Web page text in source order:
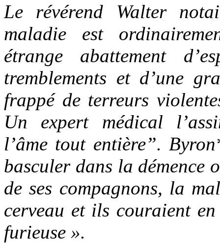
Le révérend Walter
maladie est
étrange abattement
tremblements et d’une
frappé de terreurs
Un expert médical
l’âme tout entière”.
basculer dans la démence
de ses compagnons, la
cerveau et ils couraient
furieuse ».